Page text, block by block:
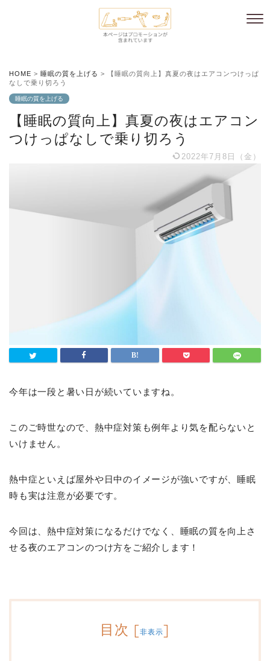
HOME > 睡眠の質を上げる >
【睡眠の質向上】真夏の夜はエアコンつけっぱ
なしで乗り切ろう
睡眠の質を上げる
【睡眠の質向上】真夏の夜はエアコン
つけっぱなしで乗り切ろう
2022年7月8日（金）
今年は一段と暑い日が続いていますね。
このご時世なので、熱中症対策も例年より気を配らないと
いけません。
熱中症といえば屋外や日中のイメージが強いですが、睡眠
時も実は注意が必要です。
今回は、熱中症対策になるだけでなく、睡眠の質を向上さ
せる夜のエアコンのつけ方をご紹介します！
目次 [非表示]